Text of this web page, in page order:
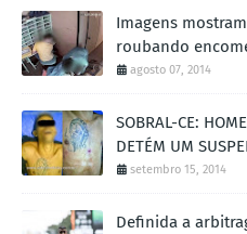
Imagens
roubando
agosto 07, 2014
SOBRAL-CE:
DETÉM UM
setembro 15, 2014
Definida a